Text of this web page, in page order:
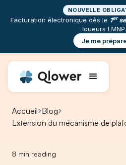
NOUVELLE
Facturation électronique dès le 1er
loueurs LMNP.
Je me
Accueil Blog
Extension du mécanisme de
8 min reading